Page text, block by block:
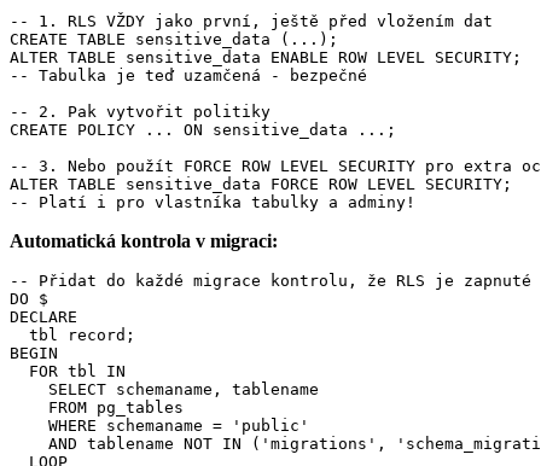
-- 1. RLS VŽDY jako první, ještě před vložením dat
CREATE TABLE sensitive_data (...);
ALTER TABLE sensitive_data ENABLE ROW LEVEL SECURITY;
-- Tabulka je teď uzamčená - bezpečné
-- 2. Pak vytvořit politiky
CREATE POLICY ... ON sensitive_data ...;
-- 3. Nebo použít FORCE ROW LEVEL SECURITY pro extra
ALTER TABLE sensitive_data FORCE ROW LEVEL SECURITY;
-- Platí i pro vlastníka tabulky a adminy!
Automatická kontrola v migraci:
-- Přidat do každé migrace kontrolu, že RLS je zapnuté
DO $
DECLARE
  tbl record;
BEGIN
  FOR tbl IN
    SELECT schemaname, tablename
    FROM pg_tables
    WHERE schemaname = 'public'
AND tablename NOT IN ('migrations',
  LOOP